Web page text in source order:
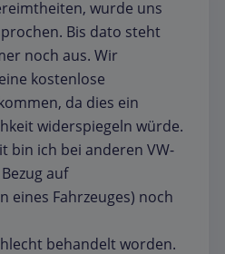
wurde uns
Bis dato steht
noch aus. Wir
kostenlose
da dies ein
widerspiegeln würde.
bin ich bei anderen VW-
auf
eines Fahrzeuges) noch
behandelt worden.